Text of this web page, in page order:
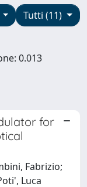
Tutti (11)
0.013
for
Fabrizio;
Luca